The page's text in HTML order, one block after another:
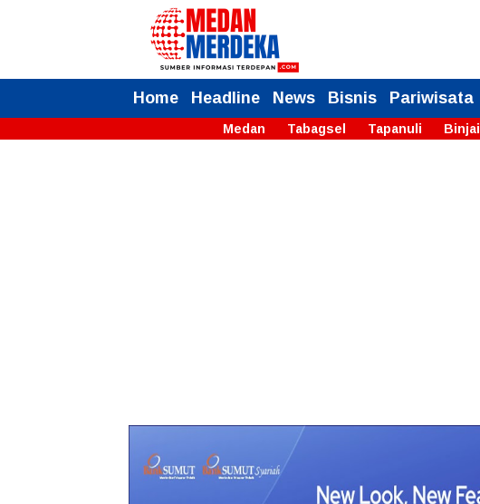
Home Headline News Bisnis Pariwisata
Medan Tabagsel Tapanuli Binjai